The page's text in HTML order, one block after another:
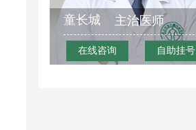
童长城 主治医师
在线咨询 自助挂号